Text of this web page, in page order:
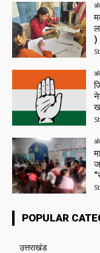
)
POPULAR
उत्तराखंड